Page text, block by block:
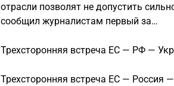
отрасли позволят не допустить
сообщил журналистам первый за…
Трехсторонняя встреча ЕС — РФ —
Трехсторонняя встреча ЕС — Россия